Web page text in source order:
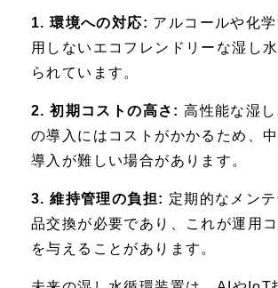
1. 環境への対応: アルコールや化
用しないエコフレンドリーな湿し
られています。
2. 初期コストの高さ: 高性能な湿
の導入にはコストがかかるため、
導入が難しい場合があります。
3. 維持管理の負担: 定期的なメン
品交換が必要であり、これが運用
を与えることがあります。